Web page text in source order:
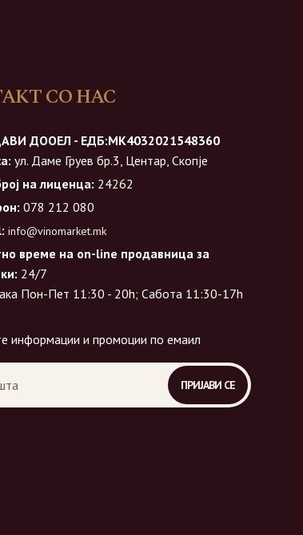
СО НАС
ДООЕЛ - ЕДБ:МК4032021548360
ул. Даме Груев бр.3, Центар, Скопје
на лиценца: 24262
078 212 080
info@vinomarket.mk
време на on-line продавница за
24/7
Пон-Пет 11:30 - 20h; Сабота 11:30-17h
информации и промоции по емаил